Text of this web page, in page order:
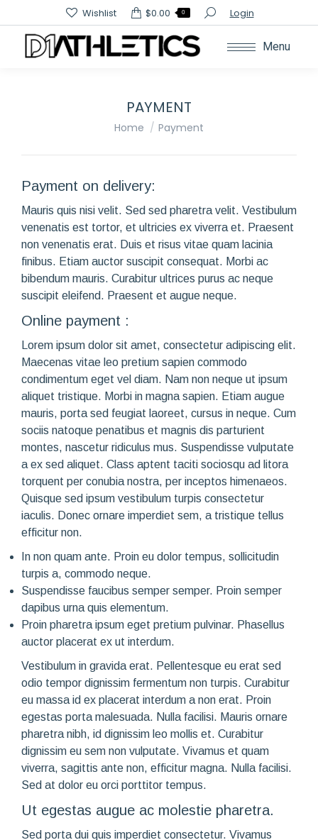
Wishlist $0.00 0 Search:Login
Menu
PAYMENT
You are here:
Home Payment
Payment on delivery:
Mauris quis nisi velit. Sed sed pharetra velit. Vestibulum
venenatis est tortor, et ultricies ex viverra et. Praesent
non venenatis erat. Duis et risus vitae quam lacinia
finibus. Etiam auctor suscipit consequat. Morbi ac
bibendum mauris. Curabitur ultrices purus ac neque
suscipit eleifend. Praesent et augue neque.
Online payment :
Lorem ipsum dolor sit amet, consectetur adipiscing elit.
Maecenas vitae leo pretium sapien commodo
condimentum eget vel diam. Nam non neque ut ipsum
aliquet tristique. Morbi in magna sapien. Etiam augue
mauris, porta sed feugiat laoreet, cursus in neque. Cum
sociis natoque penatibus et magnis dis parturient
montes, nascetur ridiculus mus. Suspendisse vulputate
a ex sed aliquet. Class aptent taciti sociosqu ad litora
torquent per conubia nostra, per inceptos himenaeos.
Quisque sed ipsum vestibulum turpis consectetur
iaculis. Donec ornare imperdiet sem, a tristique tellus
efficitur non.
In non quam ante. Proin eu dolor tempus, sollicitudin
turpis a, commodo neque.
Suspendisse faucibus semper semper. Proin semper
dapibus urna quis elementum.
Proin pharetra ipsum eget pretium pulvinar. Phasellus
auctor placerat ex ut interdum.
Vestibulum in gravida erat. Pellentesque eu erat sed
odio tempor dignissim fermentum non turpis. Curabitur
eu massa id ex placerat interdum a non erat. Proin
egestas porta malesuada. Nulla facilisi. Mauris ornare
pharetra nibh, id dignissim leo mollis et. Curabitur
dignissim eu sem non vulputate. Vivamus et quam
viverra, sagittis ante non, efficitur magna. Nulla facilisi.
Sed at dolor eu orci porttitor tempus.
Ut egestas augue ac molestie pharetra.
Sed porta dui quis imperdiet consectetur. Vivamus